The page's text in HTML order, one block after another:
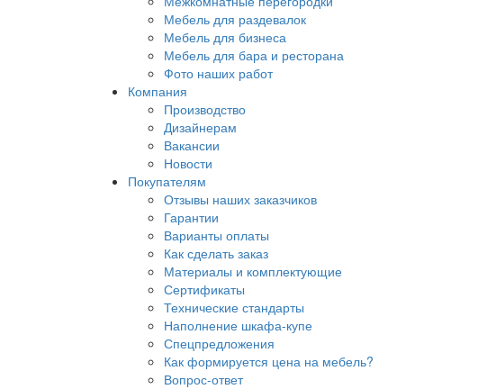
Мебель для раздевалок
Мебель для бизнеса
Мебель для бара и ресторана
Фото наших работ
Компания
Производство
Дизайнерам
Вакансии
Новости
Покупателям
Отзывы наших заказчиков
Гарантии
Варианты оплаты
Как сделать заказ
Материалы и комплектующие
Сертификаты
Технические стандарты
Наполнение шкафа-купе
Спецпредложения
Как формируется цена на мебель?
Вопрос-ответ